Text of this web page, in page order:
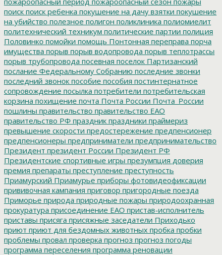
поиск поиск ребенка покушение на дачу взятки покушение
на убийство полезное полигон поликлиника полиомиелит
политехнический техникум политические партии полиция
Половинко помойки помощь Понтонная переправа порча
имущества порыв порыв водопровода порыв теплотрассы
порыв трубопровода посевная поселок Партизанский
послание Федеральному Собранию последние звонки
последний звонок пособие пособия постинтернатное
сопровождение посылка потребители потребительская
корзина похищение почта Почта России Почта_России
пошлины правительство правительство ЕАО
правительство РФ праздник праздники праймериз
превышение скорости предостережение предпенсионер
предпенсионеры предприниматели предпринимательство
Президент президент России Президент РФ
Президентские спортивные игры презумпция доверия
премия препараты преступление преступность
Приамурский Приамурье приборы фотовидеофиксации
прививочная кампания приговор пригородные поезда
Приморье природа природные пожары природоохранная
прокуратура присоединение ЕАО пристав-исполнитель
приставы присяга присяжные заседатели Приходько
приют приют для бездомных животных пробка пробки
проблемы провал проверка прогноз прогноз погоды
программа переселения программа реновации